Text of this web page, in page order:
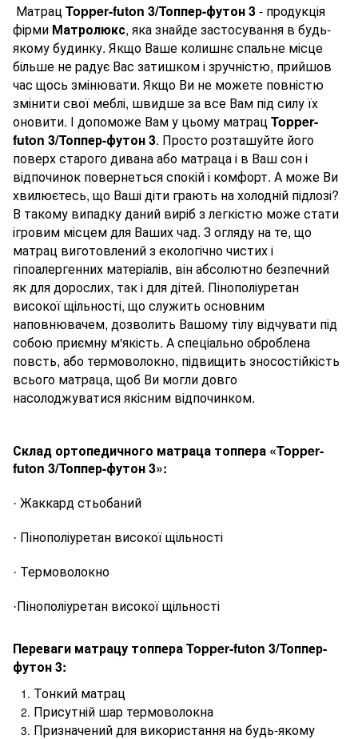
Матрац Topper-futon 3/Топпер-футон 3- продукція
фірми Матролюкс, яка знайде застосування в будь-
якому будинку. Якщо Ваше колишнє спальне місце
більше не радує Вас затишком і зручністю, прийшов
час щось змінювати. Якщо Ви не можете повністю
змінити свої меблі, швидше за все Вам під силу їх
оновити. І допоможе Вам у цьому матрац Topper-
futon 3/Топпер-футон 3. Просто розташуйте його
поверх старого дивана або матраца і в Ваш сон і
відпочинок повернеться спокій і комфорт. А може Ви
хвилюєтесь, що Ваші діти грають на холодній підлозі?
В такому випадку даний виріб з легкістю може стати
ігровим місцем для Ваших чад. З огляду на те, що
матрац виготовлений з екологічно чистих і
гіпоалергенних матеріалів, він абсолютно безпечний
як для дорослих, так і для дітей. Пінополіуретан
високої щільності, що служить основним
наповнювачем, дозволить Вашому тілу відчувати під
собою приємну м'якість. А спеціально оброблена
повсть, або термоволокно, підвищить зносостійкість
всього матраца, щоб Ви могли довго
насолоджуватися якісним відпочинком.
Склад ортопедичного матраца топпера «Topper-
futon 3/Топпер-футон 3»:
· Жаккард стьобаний
· Пінополіуретан високої щільності
· Термоволокно
·Пінополіуретан високої щільності
Переваги матрацу топпераTopper-futon 3/Топпер-
футон 3:
Тонкий матрац
Присутній шар термоволокна
Призначений для використання на будь-якому